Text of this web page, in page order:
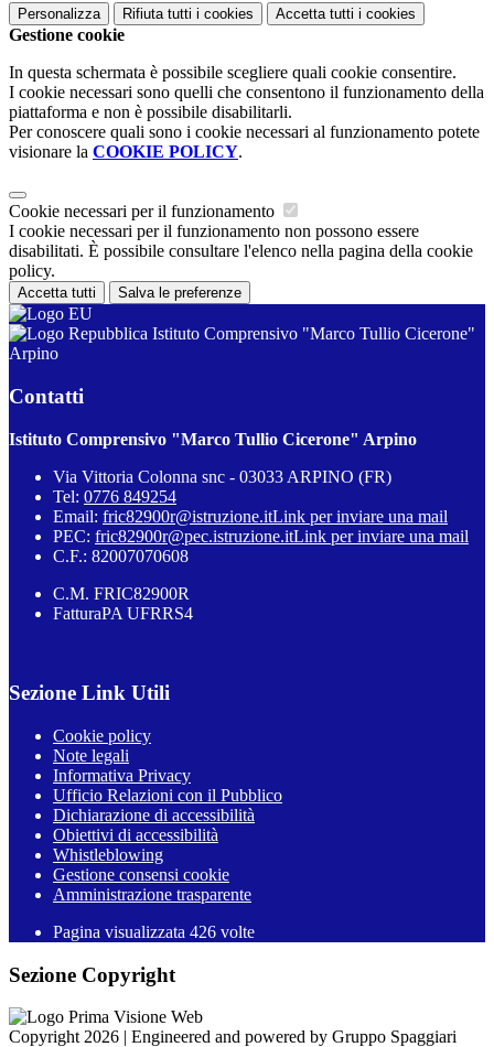
Personalizza Rifiuta tutti i cookies Accetta tutti i cookies
Gestione cookie
In questa schermata è possibile scegliere quali cookie consentire.
I cookie necessari sono quelli che consentono il funzionamento della
piattaforma e non è possibile disabilitarli.
Per conoscere quali sono i cookie necessari al funzionamento potete
visionare la COOKIE POLICY.
Cookie necessari per il funzionamento
I cookie necessari per il funzionamento non possono essere
disabilitati. È possibile consultare l'elenco nella pagina della cookie
policy.
Accetta tutti Salva le preferenze
Istituto Comprensivo "Marco Tullio Cicerone"
Arpino
Contatti
Istituto Comprensivo "Marco Tullio Cicerone" Arpino
Via Vittoria Colonna snc - 03033 ARPINO (FR)
Tel: 0776 849254
Email: fric82900r@istruzione.itLink per inviare una mail
PEC: fric82900r@pec.istruzione.itLink per inviare una mail
C.F.: 82007070608
C.M. FRIC82900R
FatturaPA UFRRS4
Sezione Link Utili
Cookie policy
Note legali
Informativa Privacy
Ufficio Relazioni con il Pubblico
Dichiarazione di accessibilità
Obiettivi di accessibilità
Whistleblowing
Gestione consensi cookie
Amministrazione trasparente
Pagina visualizzata 426 volte
Sezione Copyright
Copyright 2026 | Engineered and powered by Gruppo Spaggiari